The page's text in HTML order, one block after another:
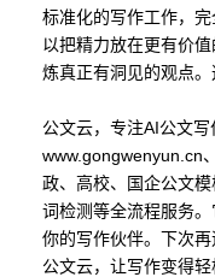
标准化的写作工作，
以把精力放在更有价
炼真正有洞见的观点。
公文云，专注AI公文写
www.gongwenyun.cn
政、高校、国企公文
词检测等全流程服务
你的写作伙伴。下次
公文云，让写作变得轻